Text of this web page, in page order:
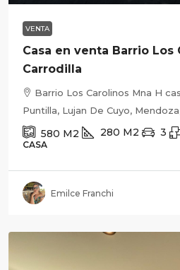
VENTA
Casa en venta Barrio Los
Carrodilla
Barrio Los Carolinos Mna H
Puntilla, Lujan De Cuyo,
580 M2 280 M2 3
CASA
Emilce Franchi